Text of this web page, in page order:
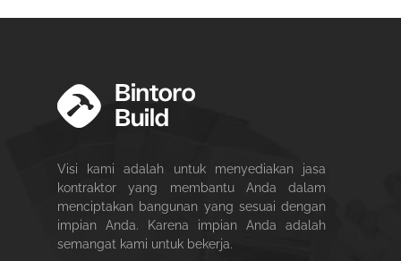
Visi kami adalah untuk menyediakan jasa
kontraktor yang membantu Anda dalam
menciptakan bangunan yang sesuai dengan
impian Anda. Karena impian Anda adalah
semangat kami untuk bekerja.